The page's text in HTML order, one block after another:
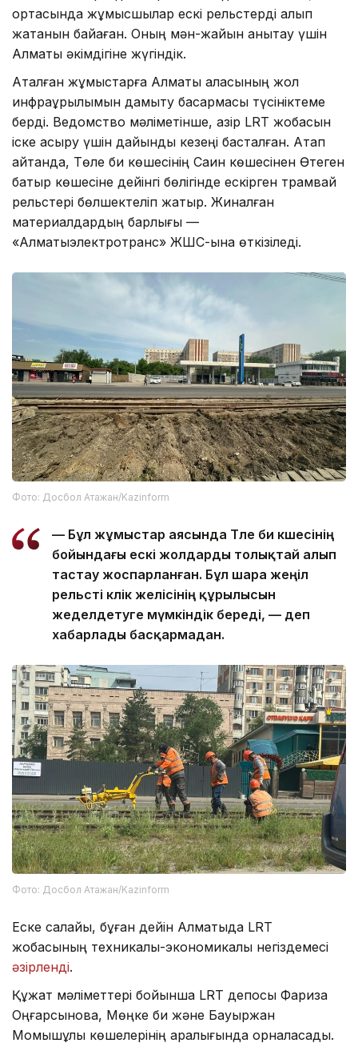
ортасында жұмысшылар ескі рельстерді алып
жатқанын байқаған. Оның мән-жайын анықтау үшін
Алматы әкімдігіне жүгіндік.
Аталған жұмыстарға Алматы қаласының жол
инфрақұрылымын дамыту басқармасы түсініктеме
берді. Ведомство мәліметінше, қазір LRT жобасын
іске асыру үшін дайындық кезеңі басталған. Атап
айтқанда, Төле би көшесінің Саин көшесінен Өтеген
батыр көшесіне дейінгі бөлігінде ескірген трамвай
рельстері бөлшектеліп жатыр. Жиналған
материалдардың барлығы —
«Алматыэлектротранс» ЖШС-ына өткізіледі.
Фото: Досбол Атажан/Kazinform
— Бұл жұмыстар аясында Төле би көшесінің
бойындағы ескі жолдарды толықтай алып
тастау жоспарланған. Бұл шара жеңіл
рельсті көлік желісінің құрылысын
жеделдетуге мүмкіндік береді, — деп
хабарлады басқармадан.
Фото: Досбол Атажан/Kazinform
Еске салайық, бұған дейін Алматыда LRT
жобасының техникалық-экономикалық негіздемесі
әзірленді.
Құжат мәліметтері бойынша LRT депосы Фариза
Оңғарсынова, Мөңке би және Бауыржан
Момышұлы көшелерінің аралығында орналасады.